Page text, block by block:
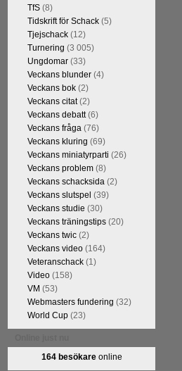
TfS(8)
Tidskrift för Schack(5)
Tjejschack(12)
Turnering (3 005)
Ungdomar(33)
Veckans blunder(4)
Veckans bok(2)
Veckans citat(2)
Veckans debatt(6)
Veckans fråga(76)
Veckans kluring (69)
Veckans miniatyrparti (26)
Veckans problem(8)
Veckans schacksida(2)
Veckans slutspel (39)
Veckans studie (30)
Veckans träningstips(20)
Veckans twic(2)
Veckans video(164)
Veteranschack(1)
Video(158)
VM (53)
Webmasters fundering (32)
World Cup(23)
164 besökareonline